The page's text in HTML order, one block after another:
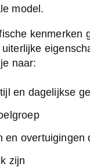
model.
kenmerken
naar:
en dagelijkse
en overtuigingen
zijn